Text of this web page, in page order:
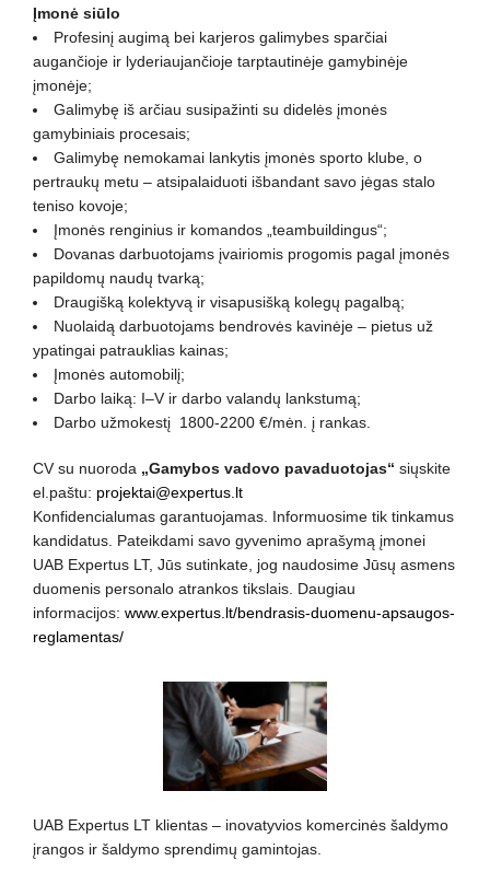
Įmonė siūlo
Profesinį augimą bei karjeros galimybes sparčiai
augančioje ir lyderiaujančioje tarptautinėje gamybinėje
įmonėje;
Galimybę iš arčiau susipažinti su didelės įmonės
gamybiniais procesais;
Galimybę nemokamai lankytis įmonės sporto klube, o
pertraukų metu – atsipalaiduoti išbandant savo jėgas stalo
teniso kovoje;
Įmonės renginius ir komandos „teambuildingus“;
Dovanas darbuotojams įvairiomis progomis pagal įmonės
papildomų naudų tvarką;
Draugišką kolektyvą ir visapusišką kolegų pagalbą;
Nuolaidą darbuotojams bendrovės kavinėje – pietus už
ypatingai patrauklias kainas;
Įmonės automobilį;
Darbo laiką: I–V ir darbo valandų lankstumą;
Darbo užmokestį 1800-2200 €/mėn. į rankas.
CV su nuoroda „Gamybos vadovo pavaduotojas“ siųskite
el.paštu: projektai@expertus.lt
Konfidencialumas garantuojamas. Informuosime tik tinkamus
kandidatus. Pateikdami savo gyvenimo aprašymą įmonei
UAB Expertus LT, Jūs sutinkate, jog naudosime Jūsų asmens
duomenis personalo atrankos tikslais. Daugiau
informacijos: www.expertus.lt/bendrasis-duomenu-apsaugos-
reglamentas/
UAB Expertus LT klientas – inovatyvios komercinės šaldymo
įrangos ir šaldymo sprendimų gamintojas.